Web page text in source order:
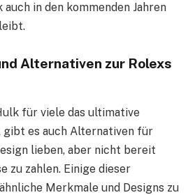
in den kommenden Jahren
Alternativen zur Rolexs
für viele das ultimative
gibt es auch Alternativen für
lieben, aber nicht bereit
zu zahlen. Einige dieser
Merkmale und Designs zu